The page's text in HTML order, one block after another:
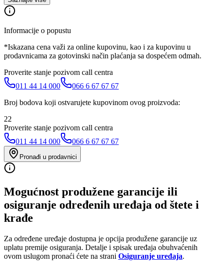
Informacije o popustu
*Iskazana cena važi za online kupovinu, kao i za kupovinu u
prodavnicama za gotovinski način plaćanja sa dospećem odmah.
Proverite stanje pozivom call centra
011 44 14 000
066 6 67 67 67
Broj bodova koji ostvarujete kupovinom ovog proizvoda:
22
Proverite stanje pozivom call centra
011 44 14 000
066 6 67 67 67
Pronađi u prodavnici
Mogućnost produžene garancije ili
osiguranje određenih uređaja od štete i
krađe
Za određene uređaje dostupna je opcija produžene garancije uz
uplatu premije osiguranja. Detalje i spisak uređaja obuhvaćenih
ovom uslugom pronaći ćete na strani Osiguranje uređaja.